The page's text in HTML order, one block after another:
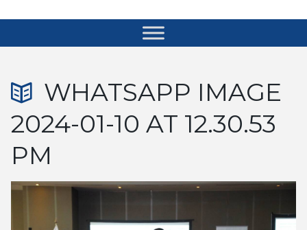
WHATSAPP IMAGE
2024-01-10 AT 12.30.53
PM